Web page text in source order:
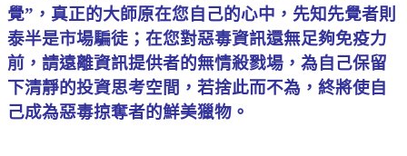
覺”，真正的大師原在您自己的心中，先知先覺者則
泰半是市場騙徒；在您對惡毒資訊還無足夠免疫力
前，請遠離資訊提供者的無情殺戮場，為自己保留
下清靜的投資思考空間，若捨此而不為，終將使自
己成為惡毒掠奪者的鮮美獵物。